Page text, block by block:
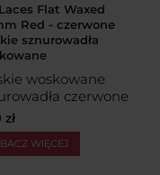
Flat Waxed
Red - czerwone
sznurowadła
woskowane
czerwone
WIĘCEJ